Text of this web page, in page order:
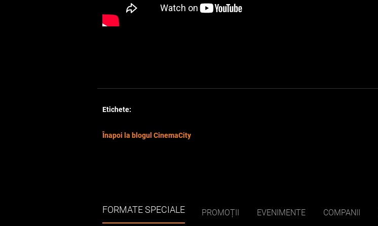
Etichete:
Înapoi la blogul CinemaCity
FORMATE SPECIALE PROMOȚII EVENIMENTE COMPANII